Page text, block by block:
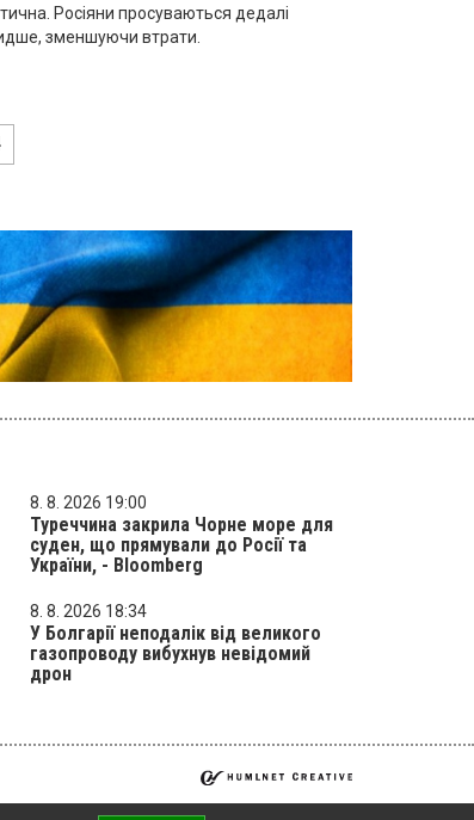
Росіяни просуваються дедалі
зменшуючи втрати.
8. 8. 2026 19:00
Туреччина закрила Чорне море для
суден, що прямували до Росії та
України, - Bloomberg
8. 8. 2026 18:34
У Болгарії неподалік від великого
газопроводу вибухнув невідомий
дрон